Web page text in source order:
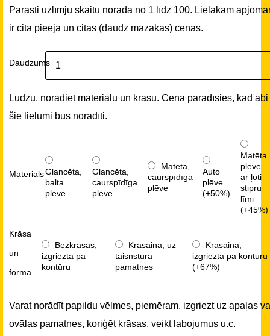
Parasti uzlīmju skaitu norāda no 1 līdz 100. Lielākam
ir cita pieeja un citas (daudz mazākas) cenas.
Daudzums
Lūdzu, norādiet materiālu un krāsu. Cena parādīsies, kad abi
šie lielumi būs norādīti.
MateriālsGlancēta,
balta
plēve
Glancēta,
caurspīdīga
plēve
Matēta,
caurspīdīga
plēve
Auto
plēve
(+50%)
Matēta
plēve
ar ļoti
stipru
līmi
(+45%)
Krāsa
un
forma
Bezkrāsas,
izgriezta pa
kontūru
Krāsaina, uz
taisnstūra
pamatnes
Krāsaina,
izgriezta pa kontūru
(+67%)
Varat norādīt papildu vēlmes, piemēram, izgriezt uz apaļas
ovālas pamatnes, koriģēt krāsas, veikt labojumus u.c.